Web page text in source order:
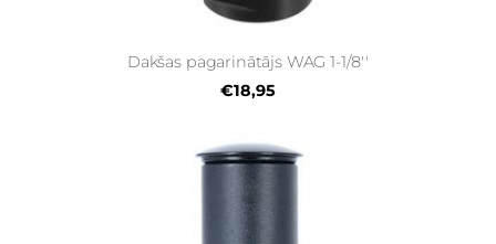
Dakšas pagarinātājs WAG 1-1/8''
€18,95